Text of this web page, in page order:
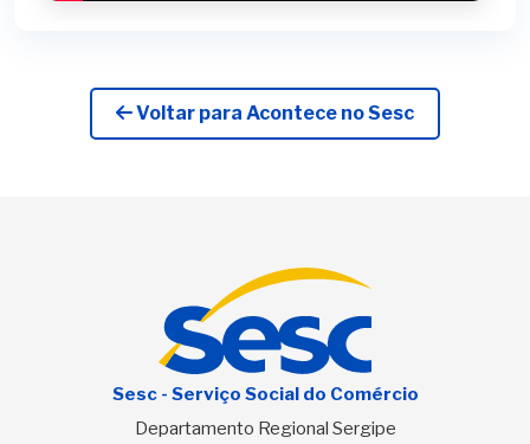
Voltar para Acontece no Sesc
Sesc - Serviço Social do Comércio
Departamento Regional Sergipe